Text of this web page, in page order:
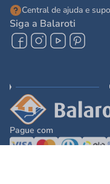
Central de ajuda e
Siga a Balaroti
Pague com